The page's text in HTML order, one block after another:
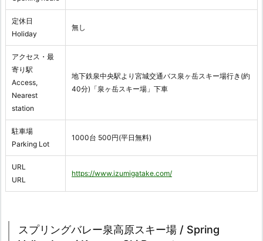
定休日
Holiday
無し
アクセス・最
寄り駅
Access,
Nearest
station
地下鉄泉中央駅より宮城交通バス泉ヶ岳スキー場行き(約
40分)「泉ヶ岳スキー場」下車
駐車場
Parking Lot
1000台 500円(平日無料)
URL
URL
https://www.izumigatake.com/
スプリングバレー泉高原スキー場 / Spring